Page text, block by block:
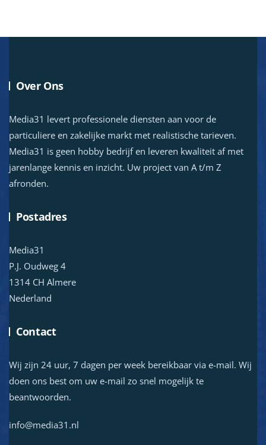
Over Ons
Media31 levert professionele diensten aan voor de
particuliere en zakelijke markt met realistische tarieven.
Media31 is geen hobby bedrijf en leveren kwaliteit af met
jarenlange kennis en inzicht. Uw project van A t/m Z
afronden.
Postadres
Media31
P.J. Oudweg 4
1314 CH Almere
Nederland
Contact
Wij zijn 24 uur, 7 dagen per week bereikbaar via e-mail. Wij
doen ons best om uw e-mail zo snel mogelijk te
beantwoorden.
info@media31.nl